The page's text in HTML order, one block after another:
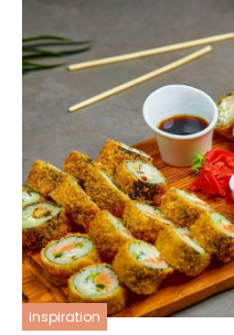
inspiration